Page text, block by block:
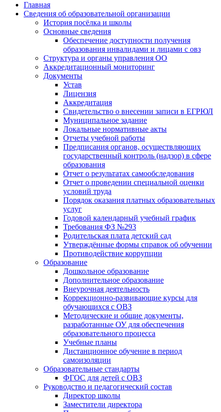
Главная
Сведения об образовательной организации
История посёлка и школы
Основные сведения
Обеспечение доступности получения
образования инвалидами и лицами с овз
Структура и органы управления ОО
Аккредитационный мониторинг
Документы
Устав
Лицензия
Аккредитация
Свидетельство о внесении записи в ЕГРЮЛ
Муниципальное задание
Локальные нормативные акты
Отчеты учебной работы
Предписания органов, осуществляющих
государственный контроль (надзор) в сфере
образования
Отчет о результатах самообследования
Отчет о проведении специальной оценки
условий труда
Порядок оказания платных образовательных
услуг
Годовой календарный учебный график
Требования ФЗ №293
Родительская плата детский сад
Утверждённые формы справок об обучении
Противодействие коррупции
Образование
Дошкольное образование
Дополнительное образование
Внеурочная деятельность
Коррекционно-развивающие курсы для
обучающихся с ОВЗ
Методические и общие документы,
разработанные ОУ для обеспечения
образовательного процесса
Учебные планы
Дистанционное обучение в период
самоизоляции
Образовательные стандарты
ФГОС для детей с ОВЗ
Руководство и педагогический состав
Директор школы
Заместители директора